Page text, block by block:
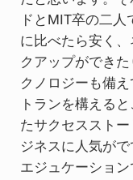
ドとMIT卒の二
に比べたら安く
クアップができ
クノロジーも備
トランを構える
たサクセススト
ジネスに人気が
エジュケーショ